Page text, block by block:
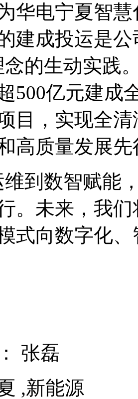
华电宁夏智
建成投运是
念的生动实践
500亿元建成
目，实现全
高质量发展
维到数智赋能
。未来，我
式向数字化
张磊
,新能源